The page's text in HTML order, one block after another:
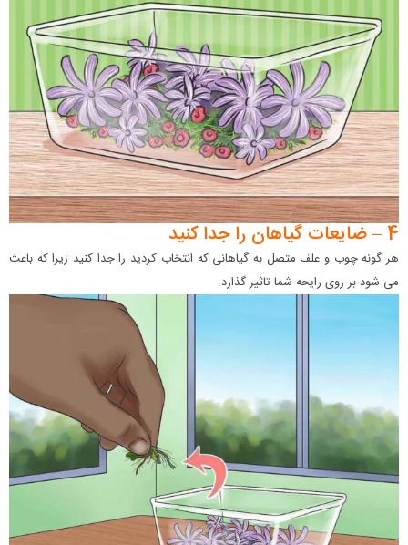
4 – ضایعات گیاهان را جدا کنید
هر گونه چوب و علف متصل به گیاهانی که انتخاب کردید را جدا کنید زیرا که باعث
می شود بر روی رایحه شما تاثیر گذارد.